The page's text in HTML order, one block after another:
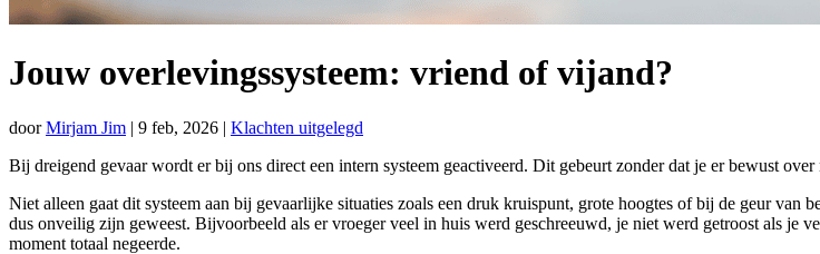
Jouw overlevingssysteem: vriend of vijand?
doorMirjam Jim | 9 feb, 2026 | Klachten uitgelegd
Bij dreigend gevaar wordt er bij ons direct een intern systeem geactiveerd. Dit gebeurt zonder dat je er bewust
Niet alleen gaat dit systeem aan bij gevaarlijke situaties zoals een druk kruispunt, grote hoogtes of bij de geur van
dus onveilig zijn geweest. Bijvoorbeeld als er vroeger veel in huis werd geschreeuwd, je niet werd getroost als je
moment totaal negeerde.